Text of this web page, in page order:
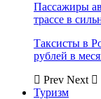
Пассажиры
трассе в
Таксисты в
рублей в
Prev Next
Туризм